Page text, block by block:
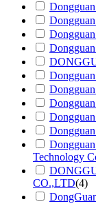
Technology
CO.,LTD(4)